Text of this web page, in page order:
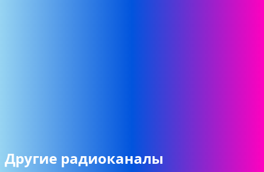
Другие радиоканалы